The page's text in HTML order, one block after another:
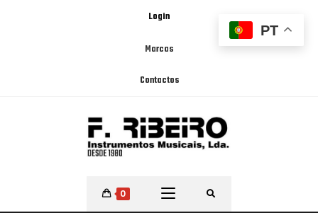
Login
Marcas
Contactos
0
PT